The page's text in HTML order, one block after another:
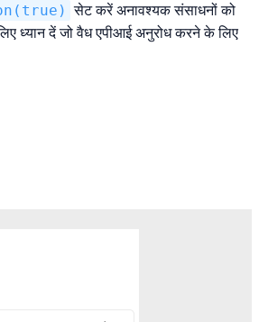
सेट करें अनावश्यक संसाधनों को
ध्यान दें जो वैध एपीआई अनुरोध करने के लिए